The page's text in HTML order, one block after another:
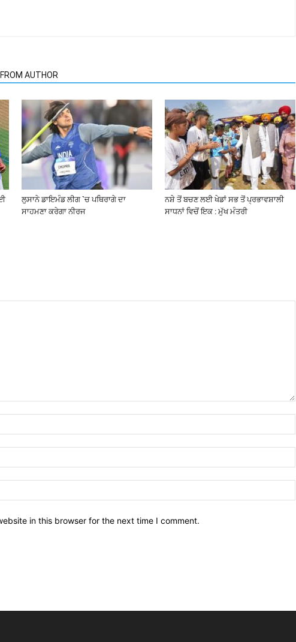
AUTHOR
ਲੁਸਾਨੇ ਡਾਇਮੰਡ ਲੀਗ `ਚ ਪਥਿਰਾਗੇ ਦਾ
ਸਾਹਮਣਾ ਕਰੇਗਾ ਨੀਰਜ
ਨਸ਼ੇ ਤੋਂ ਬਚਣ ਲਈ ਖੇਡਾਂ ਸਭ ਤੋਂ ਪ੍ਰਭਾਵਸ਼ਾਲੀ
ਸਾਧਨਾਂ ਵਿਚੋਂ ਇਕ : ਮੁੱਖ ਮੰਤਰੀ
in this browser for the next time I comment.